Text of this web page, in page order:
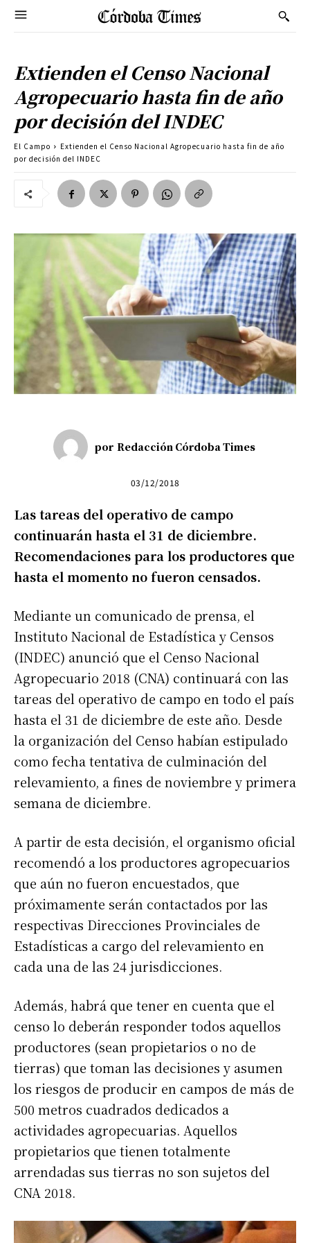
Extienden el Censo Nacional
Agropecuario hasta fin de año
por decisión del INDEC
El Campo
Extienden el Censo Nacional Agropecuario hasta fin de año
por decisión del INDEC
por Redacción Córdoba Times
03/12/2018
Las tareas del operativo de campo
continuarán hasta el 31 de diciembre.
Recomendaciones para los productores que
hasta el momento no fueron censados.
Mediante un comunicado de prensa, el
Instituto Nacional de Estadística y Censos
(INDEC) anunció que el Censo Nacional
Agropecuario 2018 (CNA) continuará con las
tareas del operativo de campo en todo el país
hasta el 31 de diciembre de este año. Desde
la organización del Censo habían estipulado
como fecha tentativa de culminación del
relevamiento, a fines de noviembre y primera
semana de diciembre.
A partir de esta decisión, el organismo oficial
recomendó a los productores agropecuarios
que aún no fueron encuestados, que
próximamente serán contactados por las
respectivas Direcciones Provinciales de
Estadísticas a cargo del relevamiento en
cada una de las 24 jurisdicciones.
Además, habrá que tener en cuenta que el
censo lo deberán responder todos aquellos
productores (sean propietarios o no de
tierras) que toman las decisiones y asumen
los riesgos de producir en campos de más de
500 metros cuadrados dedicados a
actividades agropecuarias. Aquellos
propietarios que tienen totalmente
arrendadas sus tierras no son sujetos del
CNA 2018.